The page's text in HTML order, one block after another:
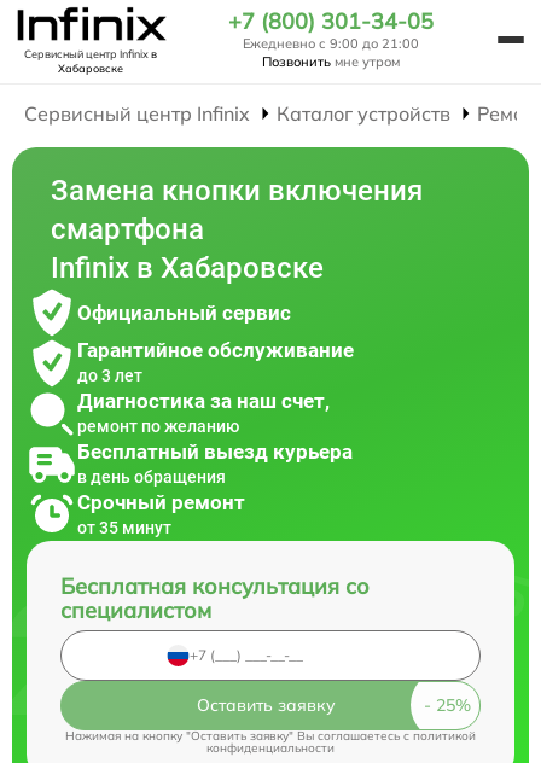
Сервисный центр Infinixв
Хабаровске
+7 (800) 301-34-05
Ежедневно с 9:00 до 21:00
Позвонить мне утром
Сервисный центр Infinix Каталог устройств
Замена кнопки включения
смартфона
Infinix в Хабаровске
Официальный сервис
Гарантийное обслуживание
до 3 лет
Диагностика за наш счет,
ремонт по желанию
Бесплатный выезд курьера
в день обращения
Срочный ремонт
от 35 минут
Бесплатная консультация со
специалистом
Оставить заявку
Нажимая на кнопку "Оставить заявку" Вы соглашаетесь cполитикой
конфиденциальности